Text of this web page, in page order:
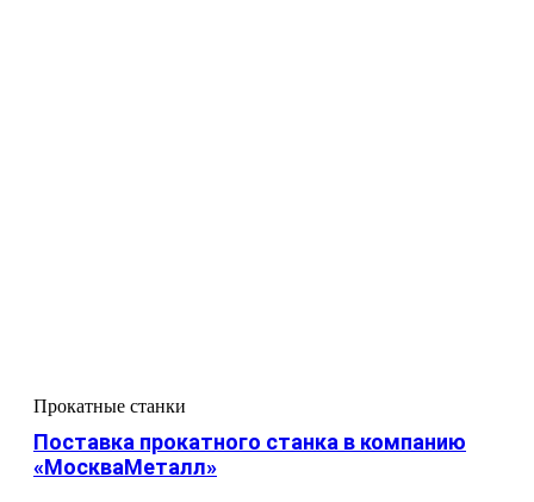
Прокатные станки
Поставка прокатного станка в компанию
«МоскваМеталл»